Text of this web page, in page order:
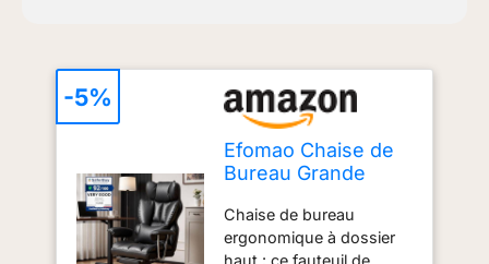
Efomao Chaise de
Bureau Grande
Ergonomique en
Similicuir PU 200KG,
Chaise de bureau
ergonomique à dossier
-5%